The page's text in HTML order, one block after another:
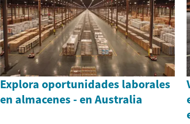
Explora oportunidades laborales
en almacenes - en Australia